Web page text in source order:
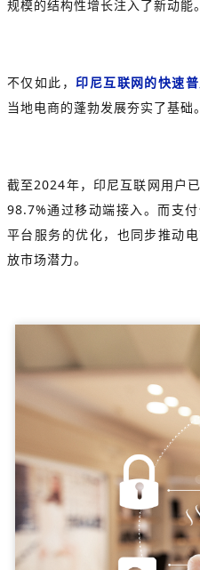
规模的结构性增长注入了新动能。
不仅如此，印尼互联网的快速
当地电商的蓬勃发展夯实了基础。
截至2024年，印尼互联网用户
98.7%通过移动端接入。而支
平台服务的优化，也同步推动
放市场潜力。